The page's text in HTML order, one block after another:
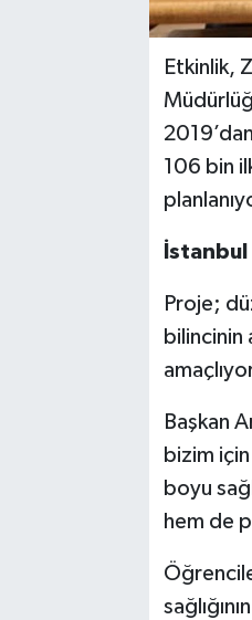
Etkinlik,
106 bin
Proje;
bilincinin
Başkan
bizim
boyu
hem de